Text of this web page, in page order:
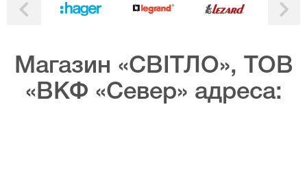
Магазин «СВІТЛО», ТОВ
«ВКФ «Север» адреса: